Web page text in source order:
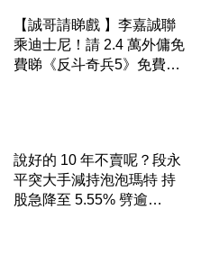
【誠哥請睇戲 】李嘉誠聯
乘迪士尼！請 2.4 萬外傭免
費睇《反斗奇兵5》免費包
說好的 10 年不賣呢？段永
平突大手減持泡泡瑪特 持
股急降至 5.55% 劈逾